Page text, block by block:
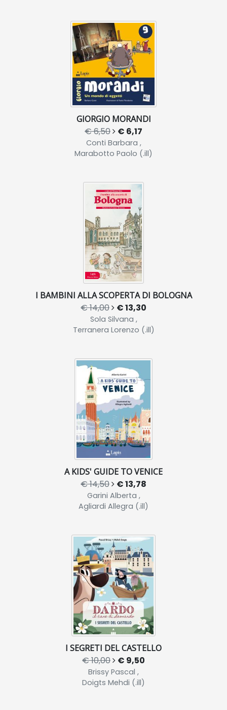
GIORGIO MORANDI
€ 6,50 € 6,17
Conti Barbara ,
Marabotto Paolo (.ill)
I BAMBINI ALLA SCOPERTA DI BOLOGNA
€ 14,00 € 13,30
Sola Silvana ,
Terranera Lorenzo (.ill)
A KIDS' GUIDE TO VENICE
€ 14,50 € 13,78
Garini Alberta ,
Agliardi Allegra (.ill)
I SEGRETI DEL CASTELLO
€ 10,00 € 9,50
Brissy Pascal ,
Doigts Mehdi (.ill)